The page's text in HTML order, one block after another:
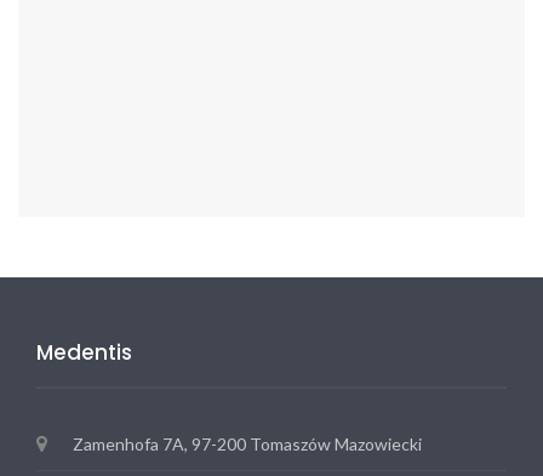
Medentis
Zamenhofa 7A, 97-200 Tomaszów Mazowiecki